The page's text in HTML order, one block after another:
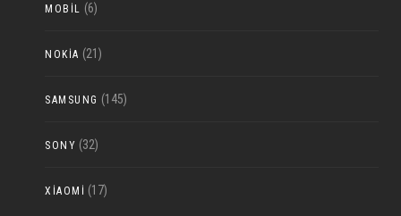
MOBIL (6)
NOKIA (21)
SAMSUNG (145)
SONY (32)
XIAOMI (17)